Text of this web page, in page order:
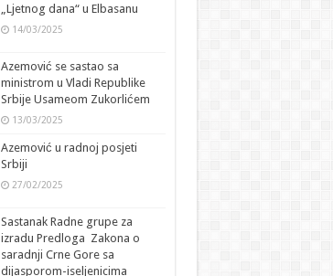
„Ljetnog dana“ u Elbasanu
14/03/2025
Azemović se sastao sa
ministrom u Vladi Republike
Srbije Usameom Zukorlićem
13/03/2025
Azemović u radnoj posjeti
Srbiji
27/02/2025
Sastanak Radne grupe za
izradu Predloga Zakona o
saradnji Crne Gore sa
dijasporom-iseljenicima